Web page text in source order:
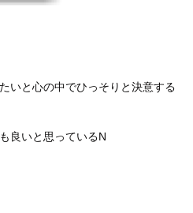
いと心の中でひっそりと決意する
良いと思っているN